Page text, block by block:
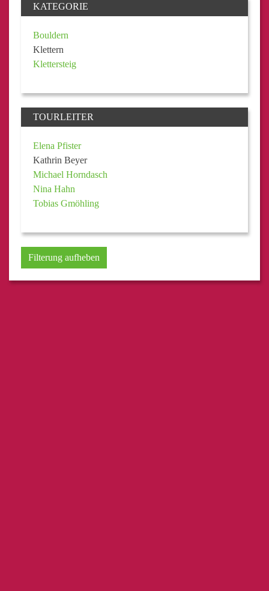
KATEGORIE
Bouldern
Klettern
Klettersteig
TOURLEITER
Elena Pfister
Kathrin Beyer
Michael Horndasch
Nina Hahn
Tobias Gmöhling
Filterung aufheben